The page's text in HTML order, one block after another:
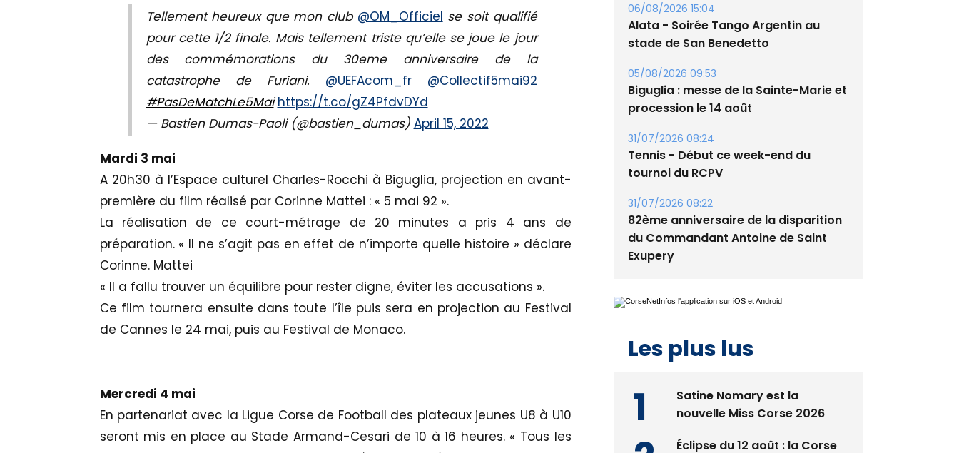
Tellement heureux que mon club @OM_Officiel se soit qualifié
pour cette 1/2 finale. Mais tellement triste qu’elle se joue le jour
des commémorations du 30eme anniversaire de la
catastrophe de Furiani. @UEFAcom_fr
@Collectif5mai92
#PasDeMatchLe5Mai https://t.co/gZ4PfdvDYd
— Bastien Dumas-Paoli (@bastien_dumas) April 15, 2022
Mardi 3 mai
A 20h30 à l’Espace culturel Charles-Rocchi à Biguglia, projection en avant-
première du film réalisé par Corinne Mattei : « 5 mai 92 ».
La réalisation de ce court-métrage de 20 minutes a pris 4 ans de
préparation. « Il ne s’agit pas en effet de n’importe quelle histoire » déclare
Corinne. Mattei
« Il a fallu trouver un équilibre pour rester digne, éviter les accusations ».
Ce film tournera ensuite dans toute l’île puis sera en projection au Festival
de Cannes le 24 mai, puis au Festival de Monaco.
Mercredi 4 mai
En partenariat avec la Ligue Corse de Football des plateaux jeunes U8 à U10
seront mis en place au Stade Armand-Cesari de 10 à 16 heures. « Tous les
06/08/2026 15:04
Alata - Soirée Tango Argentin au
stade de San Benedetto
05/08/2026 09:53
Biguglia : messe de la Sainte-Marie et
procession le 14 août
31/07/2026 08:24
Tennis - Début ce week-end du
tournoi du RCPV
31/07/2026 08:22
82ème anniversaire de la disparition
du Commandant Antoine de Saint
Exupery
Les plus lus
Satine Nomary est la
nouvelle Miss Corse 2026
Éclipse du 12 août : la Corse